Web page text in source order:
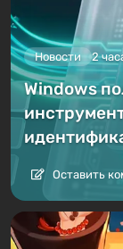
Новости 2
Windows
Оставить